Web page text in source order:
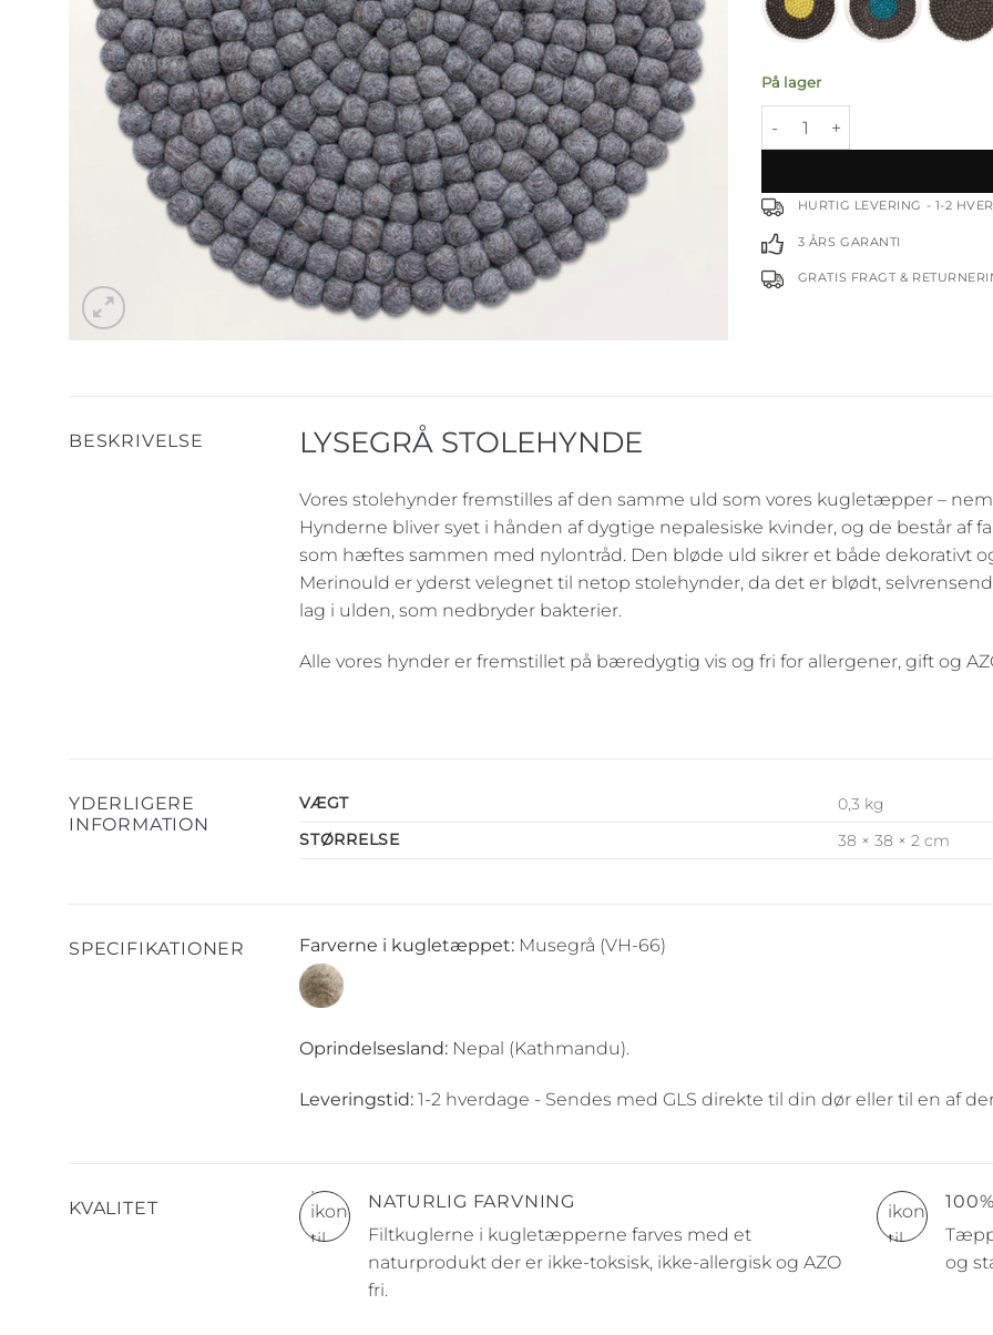
På lager
Elephant hynde - Ø38 antal
HURTIG LEVERING - 1-2
3 ÅRS GARANTI
GRATIS FRAGT &
BESKRIVELSE LYSEGRÅ STOLEHYNDE
Vores stolehynder fremstilles af den samme uld som vores kugletæpper –
Hynderne bliver syet i hånden af dygtige nepalesiske kvinder, og de består af
som hæftes sammen med nylontråd. Den bløde uld sikrer et både dekorativt
Merinould er yderst velegnet til netop stolehynder, da det er blødt,
lag i ulden, som nedbryder bakterier.
Alle vores hynder er fremstillet på bæredygtig vis og fri for allergener, gift og
YDERLIGERE
INFORMATION
VÆGT
0,3 kg
STØRRELSE
38 × 38 × 2 cm
SPECIFIKATIONER Farverne i kugletæppet: Musegrå (VH-66)
Oprindelsesland: Nepal (Kathmandu).
Leveringstid: 1-2 hverdage - Sendes med GLS direkte til din dør eller til en af
KVALITET
NATURLIG FARVNING
Filtkuglerne i kugletæpperne farves med et
naturprodukt der er ikke-toksisk, ikke-allergisk og AZO
fri.
og